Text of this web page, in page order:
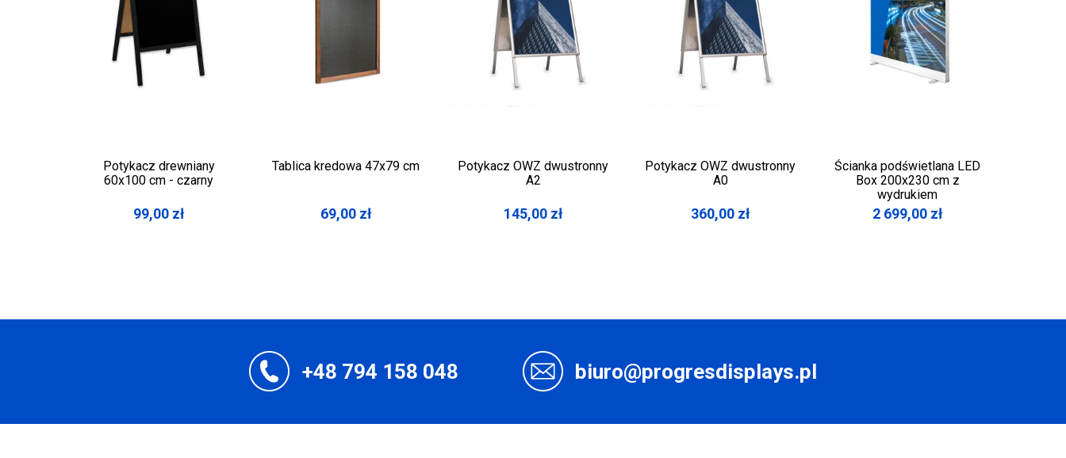
Potykacz drewniany
60x100 cm - czarny
99,00 zł
Tablica kredowa 47x79 cm
69,00 zł
Potykacz OWZ dwustronny
A2
145,00 zł
Potykacz OWZ dwustronny
A0
360,00 zł
Ścianka podświetlana LED
Box 200x230 cm z
wydrukiem
2 699,00 zł
+48 794 158 048 biuro@progresdisplays.pl